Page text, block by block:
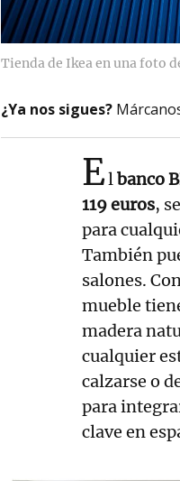
Tienda de Ikea en una foto
¿Ya nos sigues?
Elbanco
119 euros,
para
También
salones.
mueble
madera
cualquier
calzarse o
para
clave en